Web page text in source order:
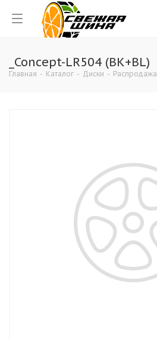
_Concept-LR504 (BK+BL)
Главная - Каталог - Диски - Распродажа